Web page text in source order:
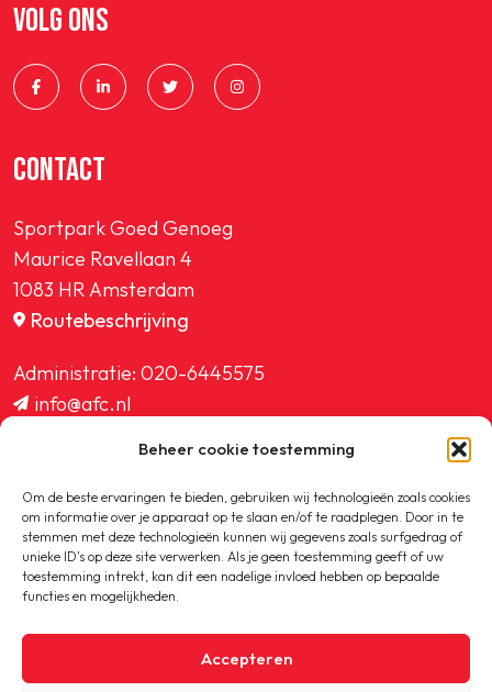
Beheer cookie toestemming
Om de beste ervaringen te bieden, gebruiken wij technologieën zoals cookies
om informatie over je apparaat op te slaan en/of te raadplegen. Door in te
stemmen met deze technologieën kunnen wij gegevens zoals surfgedrag of
unieke ID's op deze site verwerken. Als je geen toestemming geeft of uw
toestemming intrekt, kan dit een nadelige invloed hebben op bepaalde
functies en mogelijkheden.
Accepteren
VOLG ONS
CONTACT
Sportpark Goed Genoeg
Maurice Ravellaan 4
1083 HR Amsterdam
Routebeschrijving
Administratie: 020-6445575
info@afc.nl
ledenadministratie@afc.nl
Copyright © 2020-2026 AFC